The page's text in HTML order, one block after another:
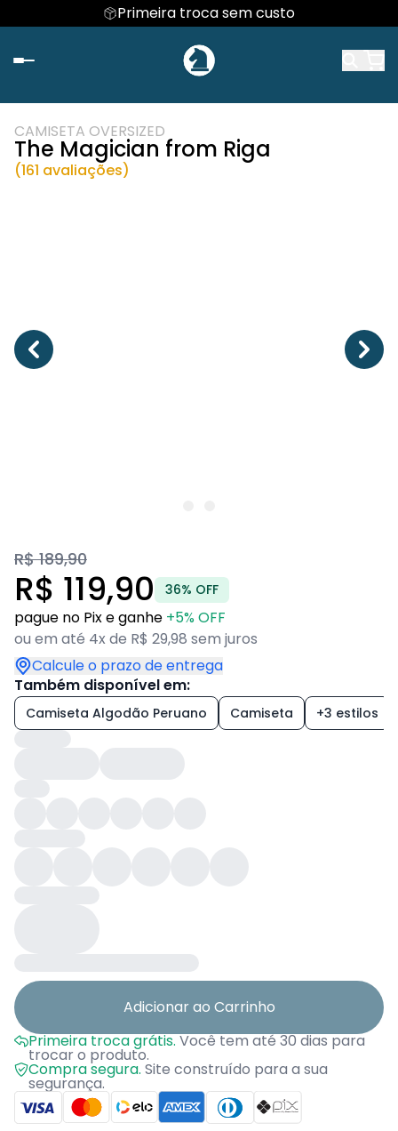
Primeira troca sem custo
CAMISETA OVERSIZED
The Magician from Riga
(161 avaliações)
R$ 189,90
R$ 119,90 36% OFF
pague no Pix e ganhe +5% OFF
ou em até 4x de R$ 29,98 sem juros
Calcule o prazo de entrega
Também disponível em:
Camiseta Algodão Peruano Camiseta +3 estilos
Adicionar ao Carrinho
Primeira troca grátis.Você tem até 30 dias para
trocar o produto.
Compra segura. Site construído para a sua
segurança.